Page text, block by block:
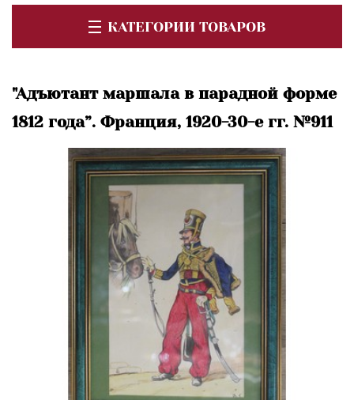
КАТЕГОРИИ ТОВАРОВ
"Адъютант маршала в парадной форме
1812 года”. Франция, 1920-30-е гг. №911